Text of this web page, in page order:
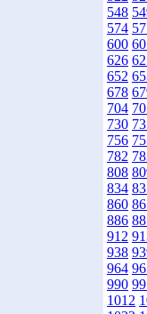
548
574
600
626
652
678
704
730
756
782
808
834
860
886
912
938
964
990
1012